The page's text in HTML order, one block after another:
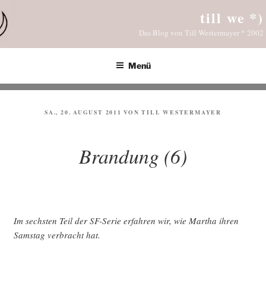
Inhalt
springen
till we *)
Das Blog von Till Westermayer * 2002
Menü
VERÖFFENTLICHT
SA., 20. AUGUST 2011 VONTILL WESTERMAYER
Brandung (6)
Im sechs­ten Teil der SF-Serie erfah­ren wir, wie Mar­tha ihren
Sams­tag ver­bracht hat.